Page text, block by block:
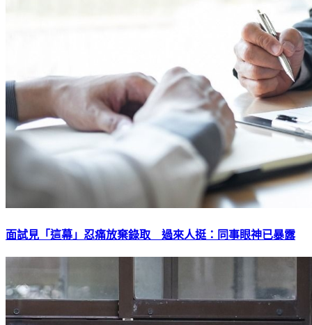
面試見「這幕」忍痛放棄錄取 過來人挺：同事眼神已暴露